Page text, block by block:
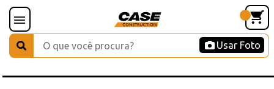
Usar Foto